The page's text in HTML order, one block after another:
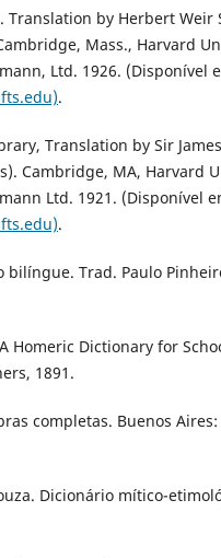
Translation by Herbert
Mass., Harvard
Ltd. 1926. (Disponível
.
Translation by Sir
Cambridge, MA, Harvard
Ltd. 1921. (Disponível
.
bilíngue. Trad. Paulo
Homeric Dictionary for
1891.
completas. Buenos
Dicionário mítico-